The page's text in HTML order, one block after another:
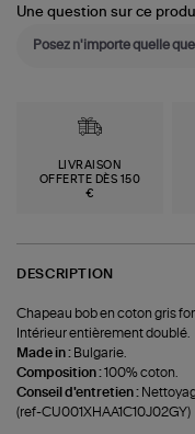
Une question sur ce
LIVRAISON
OFFERTE DÈS 150
€
DESCRIPTION
Chapeau bob en coton gris
Intérieur entièrement doublé.
Made in : Bulgarie.
Composition :100% coton.
Conseil d'entretien :
(ref-CU001XHAA1C10J02GY)